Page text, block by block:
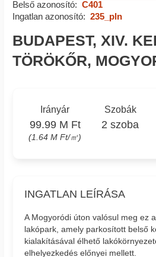
Belső azonosító: C401
Ingatlan azonosító: 235_pln
BUDAPEST, XIV.
TÖRÖKŐR,
Irányár
99.99 M Ft
(1.64 M Ft/㎡)
Szobák
2 szoba
INGATLAN LEÍRÁSA
A Mogyoródi úton valósul meg ez
lakópark, amely parkosított belső
kialakításával élhető
elhelyezkedés előnyei mellett.